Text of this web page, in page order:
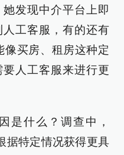
发现中介平台上即
工客服，有的还有
像买房、租房这种定
人工客服来进行更
是什么？调查中，
据特定情况获得更具